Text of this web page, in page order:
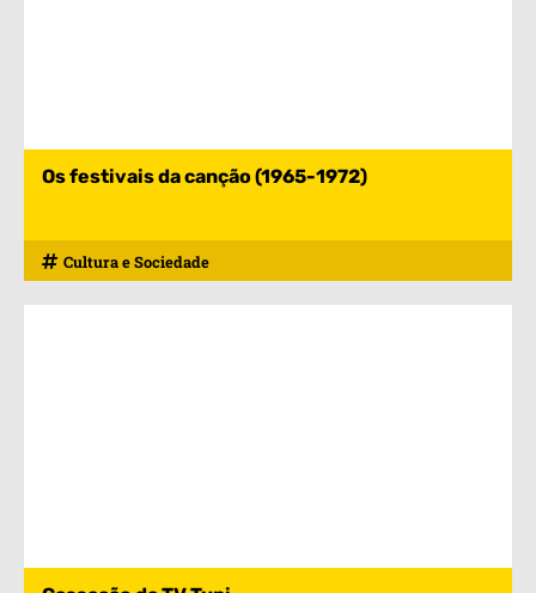
Os festivais da canção (1965-1972)
Cultura e Sociedade